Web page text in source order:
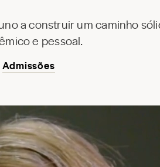
a construir um caminho
e pessoal.
Admissões